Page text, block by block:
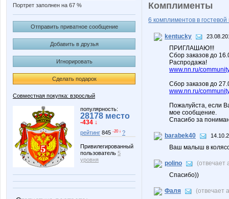
Портрет заполнен на 67 %
Отправить приватное сообщение
Добавить в друзья
Игнорировать
Сделать подарок
Совместная покупка: взрослый
популярность:
28178 место
-434 ↓
рейтинг 845 -20 ↓ ?
Привилегированный
пользователь 5
уровня
Комплименты
6 комплиментов в гостевой
kentucky
ПРИГЛАШАЮ!!!
Сбор заказов до
Распродажа!
www.nn.ru/
Сбор заказов до
www.nn.ru/
Пожалуйста, если
мое сообщение.
Спасибо за
barabek40
Ваш малыш в
polino
(отвечает
Спасибо))
Фаля
(отвечает